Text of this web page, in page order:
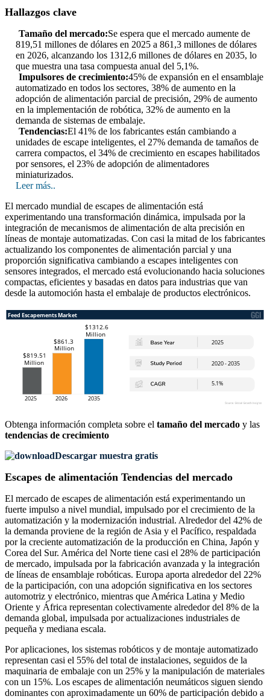
Hallazgos clave
Tamaño del mercado:Se espera que el mercado aumente de
819,51 millones de dólares en 2025 a 861,3 millones de dólares
en 2026, alcanzando los 1312,6 millones de dólares en 2035, lo
que muestra una tasa compuesta anual del 5,1%.
Impulsores de crecimiento:45% de expansión en el ensamblaje
automatizado en todos los sectores, 38% de aumento en la
adopción de alimentación parcial de precisión, 29% de aumento
en la implementación de robótica, 32% de aumento en la
demanda de sistemas de embalaje.
Tendencias:El 41% de los fabricantes están cambiando a
unidades de escape inteligentes, el 27% demanda de tamaños de
carrera compactos, el 34% de crecimiento en escapes habilitados
por sensores, el 23% de adopción de alimentadores
miniaturizados.
Leer más..
El mercado mundial de escapes de alimentación está
experimentando una transformación dinámica, impulsada por la
integración de mecanismos de alimentación de alta precisión en
líneas de montaje automatizadas. Con casi la mitad de los fabricantes
actualizando los componentes de alimentación parcial y una
proporción significativa cambiando a escapes inteligentes con
sensores integrados, el mercado está evolucionando hacia soluciones
compactas, eficientes y basadas en datos para industrias que van
desde la automoción hasta el embalaje de productos electrónicos.
Obtenga información completa sobre el tamaño del mercado y las
tendencias de crecimiento
Descargar muestra gratis
Escapes de alimentación Tendencias del mercado
El mercado de escapes de alimentación está experimentando un
fuerte impulso a nivel mundial, impulsado por el crecimiento de la
automatización y la modernización industrial. Alrededor del 42% de
la demanda proviene de la región de Asia y el Pacífico, respaldada
por la creciente automatización de la producción en China, Japón y
Corea del Sur. América del Norte tiene casi el 28% de participación
de mercado, impulsada por la fabricación avanzada y la integración
de líneas de ensamblaje robóticas. Europa aporta alrededor del 22%
de la participación, con una adopción significativa en los sectores
automotriz y electrónico, mientras que América Latina y Medio
Oriente y África representan colectivamente alrededor del 8% de la
demanda global, impulsada por actualizaciones industriales de
pequeña y mediana escala.
Por aplicaciones, los sistemas robóticos y de montaje automatizado
representan casi el 55% del total de instalaciones, seguidos de la
maquinaria de embalaje con un 25% y la manipulación de materiales
con un 15%. Los escapes de alimentación neumáticos siguen siendo
dominantes con aproximadamente un 60% de participación debido a